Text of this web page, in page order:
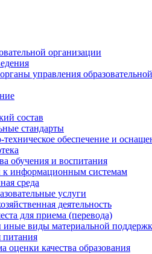
организации
управления
состав
стандарты
обеспечение и
обучения и воспитания
к информационным системам
среда
услуги
деятельность
для приема (перевода)
виды материальной
питания
оценки качества образования